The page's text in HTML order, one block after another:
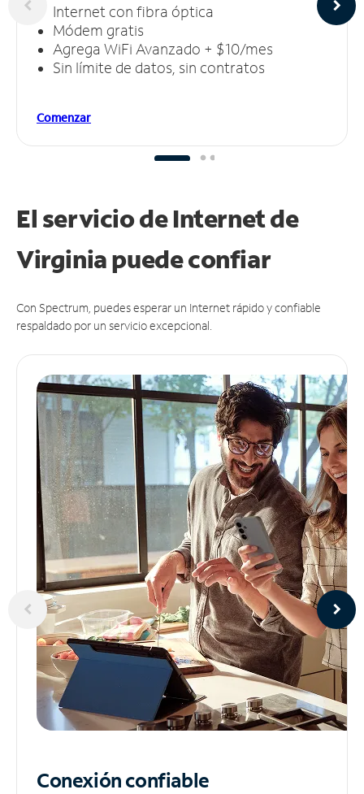
Internet con fibra óptica
Módem gratis
Agrega WiFi Avanzado + $10/mes
Sin límite de datos, sin contratos
Comenzar
El servicio de Internet de
Virginia puedeconfiar
Con Spectrum, puedes esperar un Internet rápido y confiable
respaldado por un servicio excepcional.
Conexión confiable